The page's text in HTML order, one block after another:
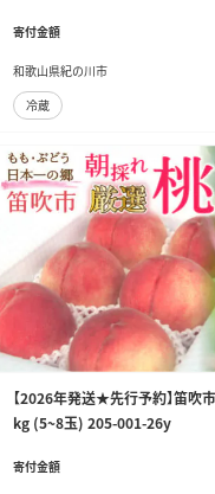
フルーツ あかつき 白鳳 日川白
川中島白桃 つきあかり---
_14000_2kg---
寄付金額
和歌山県紀の川市
冷蔵
【2026年発送★先行予約】笛吹
kg (5~8玉) 205-001-26y
寄付金額